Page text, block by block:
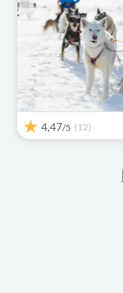
4,47/5 (12)